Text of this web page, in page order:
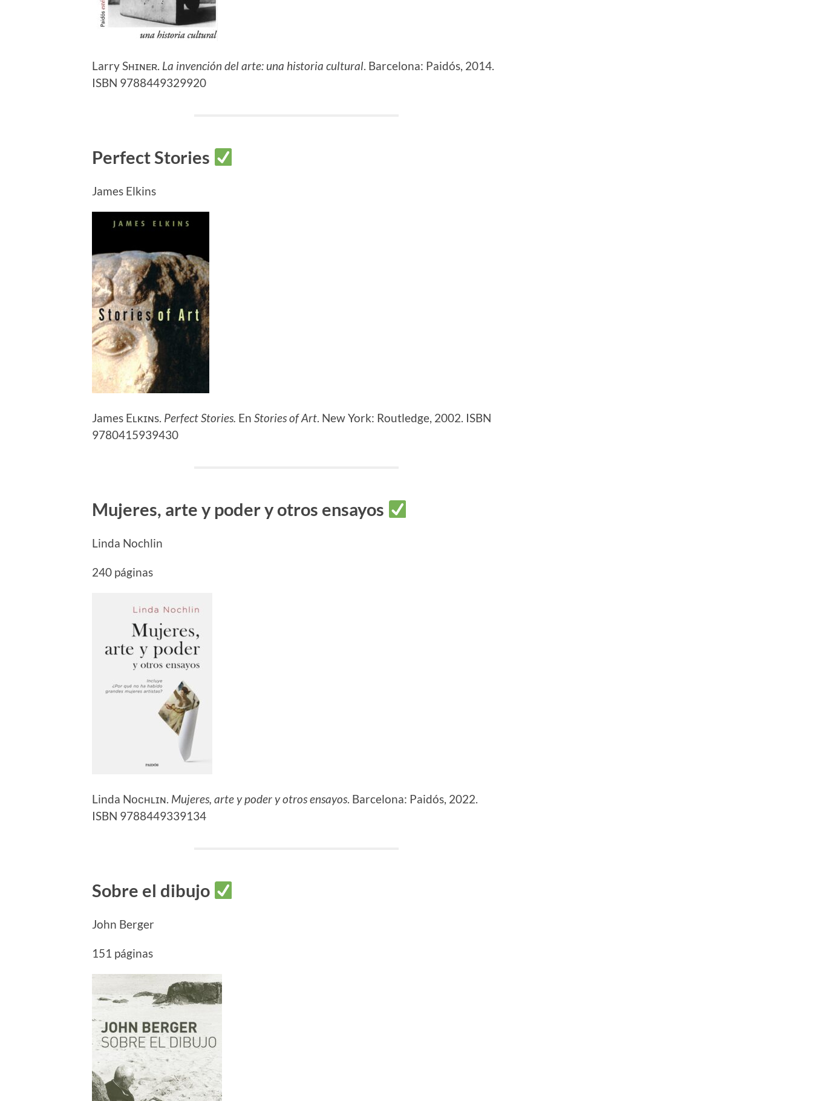
Larry Sʜɪɴᴇʀ. La invención del arte: una historia cultural. Barcelona: Paidós, 2014.
ISBN 9788449329920
Perfect Stories
James Elkins
James Eʟᴋɪɴs. Perfect Stories. En Stories of Art. New York: Routledge, 2002. ISBN
9780415939430
Mujeres, arte y poder y otros ensayos
Linda Nochlin
240 páginas
Linda Nᴏᴄʜʟɪɴ. Mujeres, arte y poder y otros ensayos. Barcelona: Paidós, 2022.
ISBN 9788449339134
Sobre el dibujo
John Berger
151 páginas